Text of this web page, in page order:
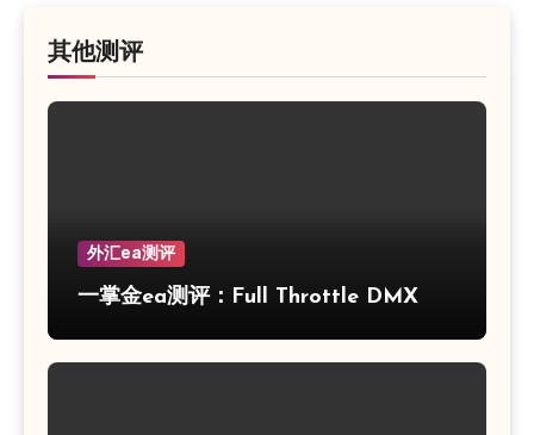
其他测评
外汇ea测评
一掌金ea测评：Full Throttle DMX